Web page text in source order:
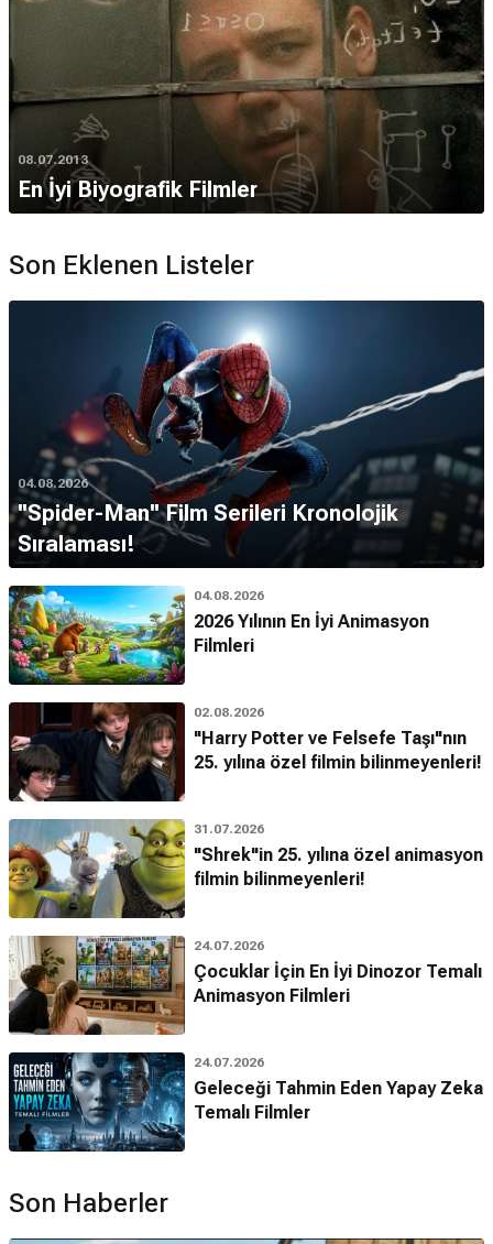
08.07.2013
En İyi Biyografik Filmler
Son Eklenen Listeler
04.08.2026
''Spider-Man'' Film Serileri Kronolojik
Sıralaması!
04.08.2026
2026 Yılının En İyi Animasyon
Filmleri
02.08.2026
"Harry Potter ve Felsefe Taşı"nın
25. yılına özel filmin bilinmeyenleri!
31.07.2026
"Shrek"in 25. yılına özel animasyon
filmin bilinmeyenleri!
24.07.2026
Çocuklar İçin En İyi Dinozor Temalı
Animasyon Filmleri
24.07.2026
Geleceği Tahmin Eden Yapay Zeka
Temalı Filmler
Son Haberler